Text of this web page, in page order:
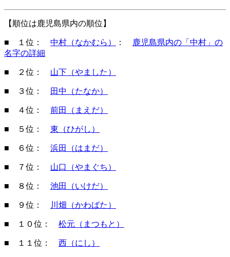
【順位は鹿児島県内の順位】
■ １位： 中村（なかむら） ：
鹿児島県内の「中村」の
名字の詳細
■ ２位： 山下（やました）
■ ３位： 田中（たなか）
■ ４位： 前田（まえだ）
■ ５位： 東（ひがし）
■ ６位： 浜田（はまだ）
■ ７位： 山口（やまぐち）
■ ８位： 池田（いけだ）
■ ９位： 川畑（かわばた）
■ １０位： 松元（まつもと）
■ １１位： 西（にし）